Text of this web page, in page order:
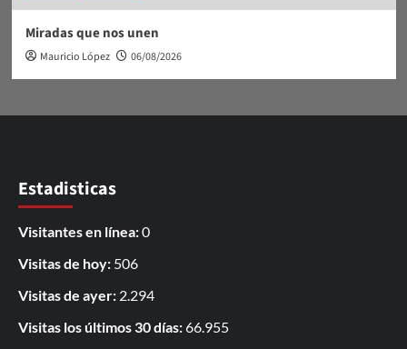
Miradas que nos unen
Mauricio López 06/08/2026
Estadisticas
Visitantes en línea:0
Visitas de hoy: 506
Visitas de ayer: 2.294
Visitas los últimos 30 días:66.955